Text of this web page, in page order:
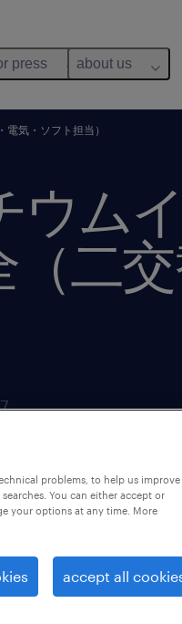
press about us
気・ソフト担当）
ウム
二交
problems, to help us improve
You can either accept or
your options at any time. More
accept all